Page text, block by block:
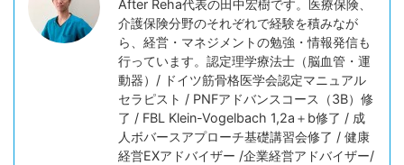
After Reha代表の田中宏樹です。医療保険、
介護保険分野のそれぞれで経験を積みなが
ら、経営・マネジメントの勉強・情報発信も
行っています。認定理学療法士（脳血管・運
動器）/ ドイツ筋骨格医学会認定マニュアル
セラピスト / PNFアドバンスコース（3B）修
了 / FBL Klein-Vogelbach 1,2a＋b修了 / 成
人ボバースアプローチ基礎講習会修了 / 健康
経営EXアドバイザー /企業経営アドバイザー/